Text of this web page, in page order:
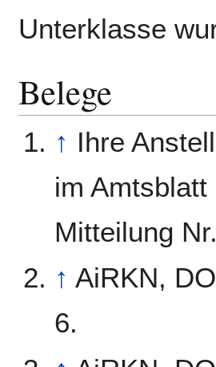
Unterklasse
Belege
↑ Ihre
im
Mitteilung
↑ AiRKN,
6.